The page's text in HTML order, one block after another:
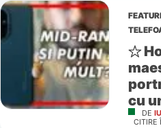
cu
DE
CITIRE